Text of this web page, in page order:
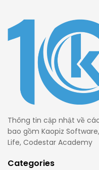
Thông tin cập nhật về
bao gồm Kaopiz
Life, Codestar Academy
Categories